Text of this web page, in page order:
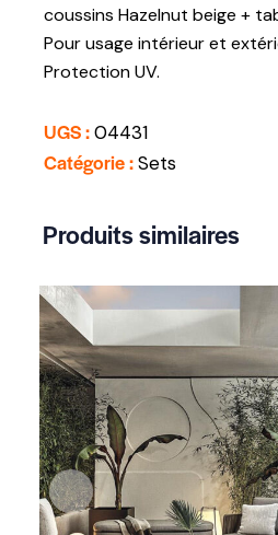
coussins Hazelnut beige +
Pour usage intérieur et
Protection UV.
UGS :04431
Catégorie :Sets
Produits similaires